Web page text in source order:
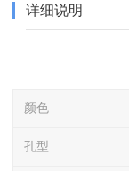
详细说明
颜色
孔型